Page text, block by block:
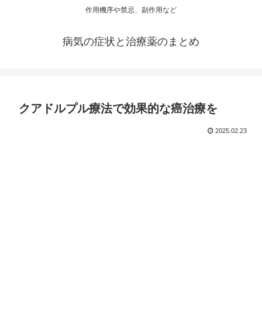
作用機序や禁忌、副作用など
病気の症状と治療薬のまとめ
クアドルプル療法で効果的な癌治療を
2025.02.23